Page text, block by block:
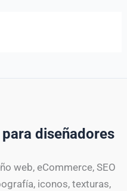
diseñadores
web, eCommerce, SEO
iconos, texturas,